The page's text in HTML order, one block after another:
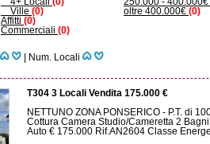
Ville (0)
Affitti (0)
Commerciali (0)
oltre 400.000€ (0)
Num. Locali
T304 3 Locali Vendita 175.000 €
NETTUNO ZONA PONSERICO - P.T. di
Cottura Camera Studio/Cameretta 2
Auto € 175.000 Rif.AN2604 Classe